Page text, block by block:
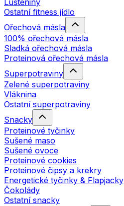
Luštěniny
Ostatní fitness jídlo
Ořechová másla
100% ořechová másla
Sladká ořechová másla
Proteinová ořechová másla
Superpotraviny
Zelené superpotraviny
Vláknina
Ostatní superpotraviny
Snacky
Proteinové tyčinky
Sušené maso
Sušené ovoce
Proteinové cookies
Proteinové čipsy a krekry
Energetické tyčinky & Flapjacky
Čokolády
Ostatní snacky